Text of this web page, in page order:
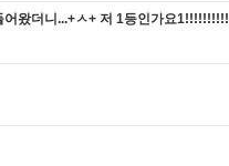
어왔더니...+ㅅ+ 저 1등인가요1!!!!!!!!!!